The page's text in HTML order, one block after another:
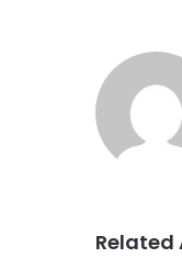
Related